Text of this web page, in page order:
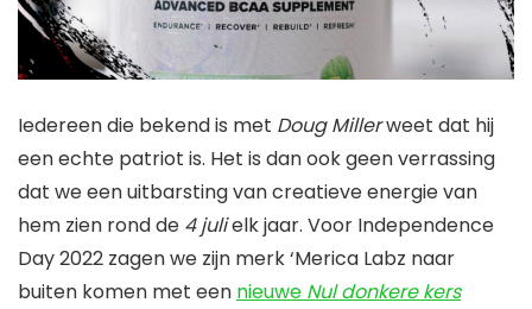
Iedereen die bekend is met Doug Millerweet dat hij
een echte patriot is. Het is dan ook geen verrassing
dat we een uitbarsting van creatieve energie van
hem zien rond de 4 julielk jaar. Voor Independence
Day 2022 zagen we zijn merk ‘Merica Labz naar
buiten komen met een nieuwe Nul donkere kers